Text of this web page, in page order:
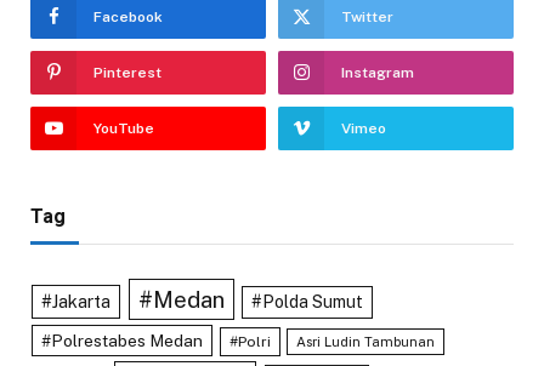
Facebook Twitter
Pinterest Instagram
YouTube Vimeo
Tag
#Jakarta #Medan
#Polda Sumut
#Polrestabes Medan
#Polri Asri Ludin Tambunan